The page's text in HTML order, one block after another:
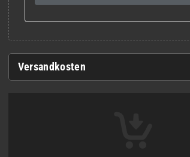
Versandkosten